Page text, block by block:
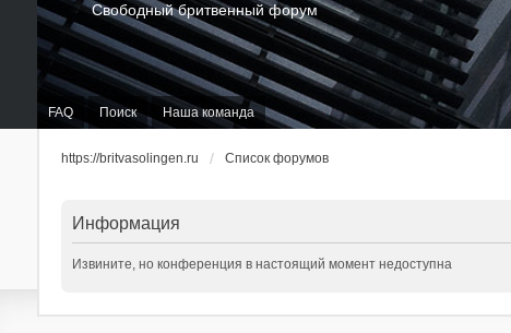
FAQ Поиск Наша команда
Свободный бритвенный форум
https://britvasolingen.ru Список форумов
Информация
Извините, но конференция в настоящий момент недоступна